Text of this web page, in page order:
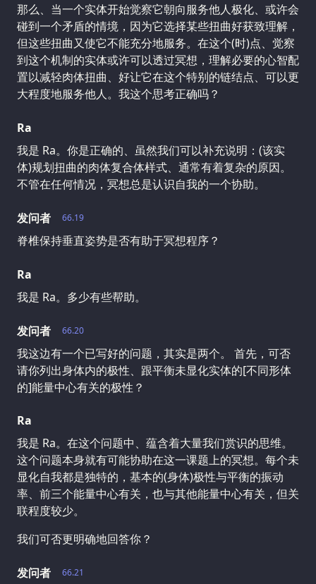
那么、当一个实体开始觉察它朝向服务他人极化、或许会
碰到一个矛盾的情境，因为它选择某些扭曲好获致理解，
但这些扭曲又使它不能充分地服务。在这个(时)点、觉察
到这个机制的实体或许可以透过冥想，理解必要的心智配
置以减轻肉体扭曲、好让它在这个特别的链结点、可以更
大程度地服务他人。我这个思考正确吗？
Ra
我是 Ra。你是正确的、虽然我们可以补充说明：(该实
体)规划扭曲的肉体复合体样式、通常有着复杂的原因。
不管在任何情况，冥想总是认识自我的一个协助。
66.19
发问者
脊椎保持垂直姿势是否有助于冥想程序？
Ra
我是 Ra。多少有些帮助。
66.20
发问者
我这边有一个已写好的问题，其实是两个。 首先，可否
请你列出身体内的极性、跟平衡未显化实体的[不同形体
的]能量中心有关的极性？
Ra
我是 Ra。在这个问题中、蕴含着大量我们赏识的思维。
这个问题本身就有可能协助在这一课题上的冥想。每个未
显化自我都是独特的，基本的(身体)极性与平衡的振动
率、前三个能量中心有关，也与其他能量中心有关，但关
联程度较少。
我们可否更明确地回答你？
66.21
发问者